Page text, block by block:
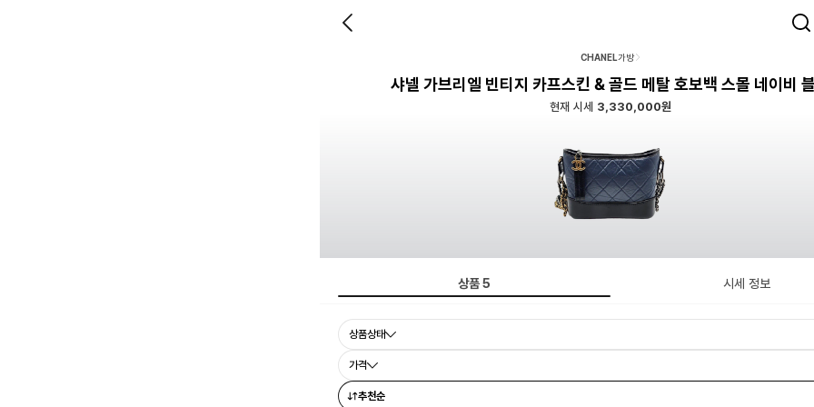
CHANEL가방
샤넬 가브리엘 빈티지 카프스킨 & 골드 메탈 호보백 스몰 네이비
현재 시세 3,330,000원
상품5 시세 정보
상품상태
가격
추천순